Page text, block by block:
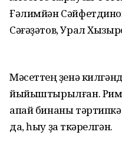
Ғәлимйән
Сәғәҙәтов, Урал
Мәсеттең үҙенә
йыйыштырылған. Рим
апай бинаны
да, һыу ҙа үткәрелгән.